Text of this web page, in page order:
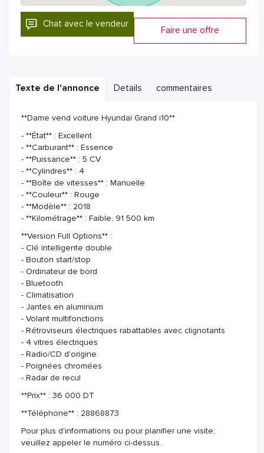
Chat avec le vendeur
Faire une offre
Texte de l'annonce Details commentaires
**Dame vend voiture Hyundai Grand i10**
- **État** : Excellent
- **Carburant** : Essence
- **Puissance** : 5 CV
- **Cylindres** : 4
- **Boîte de vitesses** : Manuelle
- **Couleur** : Rouge
- **Modèle** : 2018
- **Kilométrage** : Faible, 91 500 km
**Version Full Options** :
- Clé intelligente double
- Bouton start/stop
- Ordinateur de bord
- Bluetooth
- Climatisation
- Jantes en aluminium
- Volant multifonctions
- Rétroviseurs électriques rabattables avec clignotants
- 4 vitres électriques
- Radio/CD d'origine
- Poignées chromées
- Radar de recul
**Prix** : 36 000 DT
**Téléphone** : 28868873
Pour plus d'informations ou pour planifier une visite,
veuillez appeler le numéro ci-dessus.